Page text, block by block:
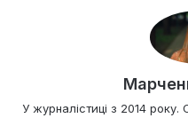
У журналістиці з 2014